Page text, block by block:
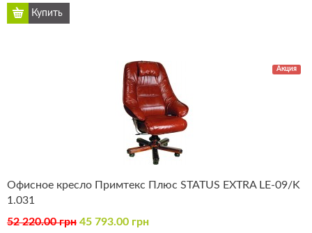
Акция
Офисное кресло Примтекс Плюс STATUS EXTRA LE-09/K
1.031
52 220.00 грн 45 793.00 грн